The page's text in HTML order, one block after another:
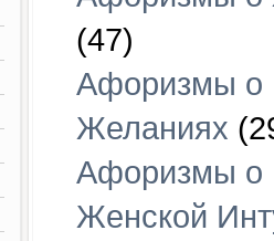
(47)
Афоризмы о
Желаниях
Афоризмы о
Женской